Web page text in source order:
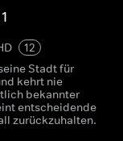
12
Stadt für
kehrt nie
bekannter
entscheidende
zurückzuhalten.